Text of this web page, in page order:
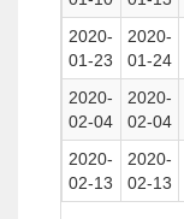
2020-
01-23
2020-
01-24
2020-
02-04
2020-
02-04
2020-
02-13
2020-
02-13